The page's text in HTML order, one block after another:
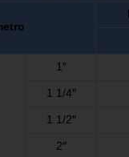
1″
1 1/4″
1 1/2″
2″